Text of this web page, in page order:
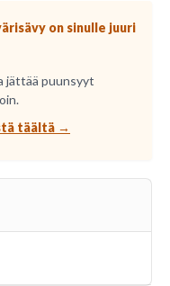
on sinulle juuri
jättää puunsyyt
täältä →